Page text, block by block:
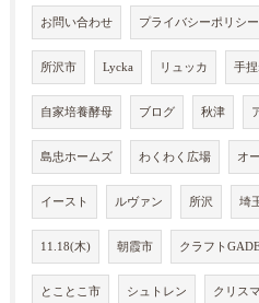
お問い合わせ プライバシーポリシー
所沢市 Lycka リュッカ 手
自家培養酵母 ブログ 秋津
島忠ホームズ わくわく広場 オ
イースト ルヴァン 所沢 埼
11.18(木) 朝霞市 クラフト
とことこ市 シュトレン クリス